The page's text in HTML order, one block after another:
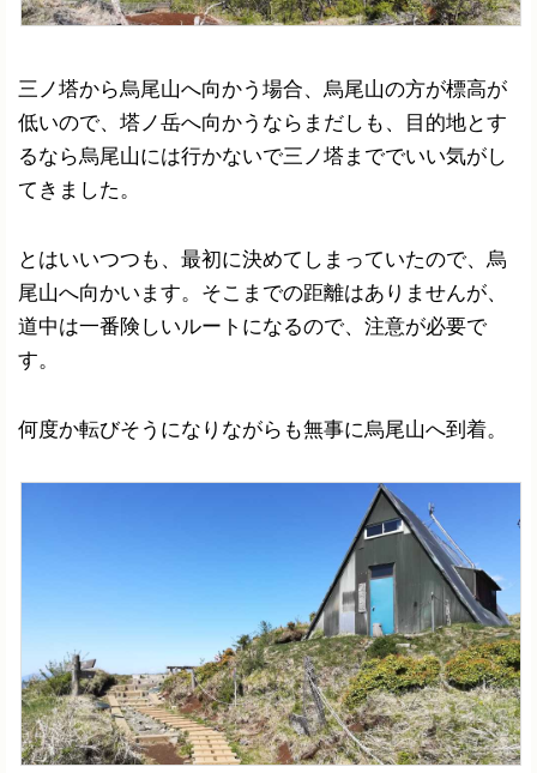
三ノ塔から烏尾山へ向かう場合、烏尾山の方が標高が
低いので、塔ノ岳へ向かうならまだしも、目的地とす
るなら烏尾山には行かないで三ノ塔まででいい気がし
てきました。
とはいいつつも、最初に決めてしまっていたので、烏
尾山へ向かいます。そこまでの距離はありませんが、
道中は一番険しいルートになるので、注意が必要で
す。
何度か転びそうになりながらも無事に烏尾山へ到着。